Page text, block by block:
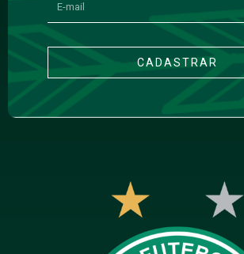
CADASTRAR